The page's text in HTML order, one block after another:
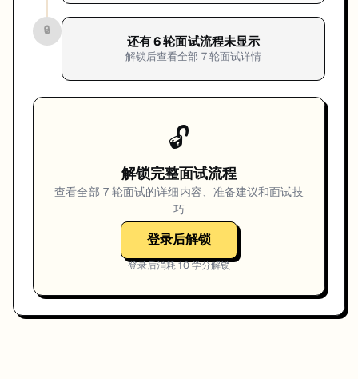
🔒
还有6轮面试流程未显示
解锁后查看全部 7轮面试详情
🔓
解锁完整面试流程
查看全部 7轮面试的详细内容、准备建议和面试技
巧
登录后解锁
登录后消耗10学分解锁